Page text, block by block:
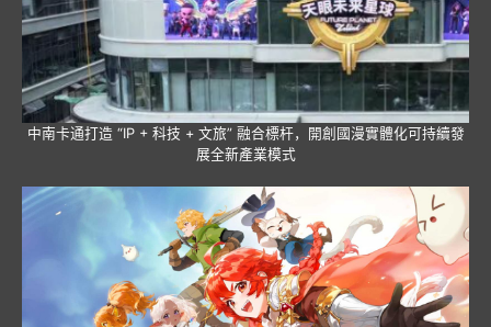
中南卡通打造 “IP + 科技 + 文旅” 融合標杆，開創國漫實體化可持續發
展全新產業模式